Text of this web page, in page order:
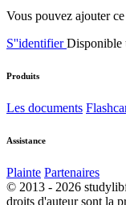
Vous pouvez ajouter
S''identifierDisponible
Produits
Les documents
Assistance
Plainte Partenaires
© 2013 - 2026
droits d'auteur sont la